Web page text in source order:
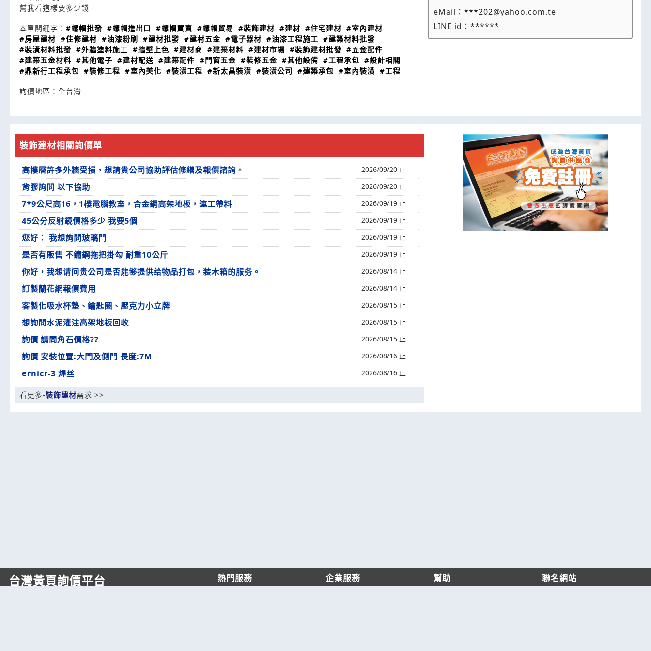
幫我看這樣要多少錢
本單關鍵字： #螺帽批發 #螺帽進出口 #螺帽買賣 #螺帽貿易 #裝飾建材 #建材 #住宅建材 #室內建材
#房屋建材 #住修建材 #油漆粉刷 #建材批發 #建材五金 #電子器材 #油漆工程施工 #建築材料批發
#裝潢材料批發 #外牆塗料施工 #牆壁上色 #建材商 #建築材料 #建材市場 #裝飾建材批發 #五金配件
#建築五金材料 #其他電子 #建材配送 #建築配件 #門窗五金 #裝修五金 #其他設備 #工程承包 #設計相關
#鼎新行工程承包 #裝修工程 #室內美化 #裝潢工程 #新太昌裝潢 #裝潢公司 #建築承包 #室內裝潢 #工程
詢價地區： 全台灣
eMail：***202@yahoo.com.te
LINE id：******
裝飾建材相關詢價單
高樓層許多外牆受損，想請貴公司協助評估修繕及報價諮詢。 2026/09/20 止
背膠詢問 以下協助 2026/09/20 止
7*9公尺高16，1樓電腦教室，合金鋼高架地板，連工帶料 2026/09/19 止
45公分反射鏡價格多少 我要5個 2026/09/19 止
您好： 我想詢問玻璃門 2026/09/19 止
是否有販售 不鏽鋼拖把掛勾 耐重10公斤 2026/09/19 止
你好，我想请问贵公司是否能够提供给物品打包，装木箱的服务。 2026/08/14 止
訂製蘭花網報價費用 2026/08/14 止
客製化吸水杯墊、鑰匙圈、壓克力小立牌 2026/08/15 止
想詢問水泥灌注高架地板回收 2026/08/15 止
詢價 請問角石價格?? 2026/08/15 止
詢價 安裝位置:大門及側門 長度:7M 2026/08/16 止
ernicr-3 焊丝 2026/08/16 止
看更多-裝飾建材需求 >>
台灣黃頁詢價平台 熱門服務 企業服務 幫助 聯名網站